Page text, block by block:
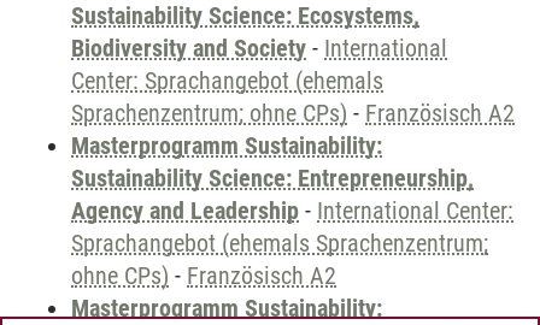
Sustainability Science: Ecosystems,
Biodiversity and Society - International
Center: Sprachangebot (ehemals
Sprachenzentrum; ohne CPs) - Französisch A2
Masterprogramm Sustainability:
Sustainability Science: Entrepreneurship,
Agency and Leadership - International Center:
Sprachangebot (ehemals Sprachenzentrum;
ohne CPs) - Französisch A2
Masterprogramm Sustainability: